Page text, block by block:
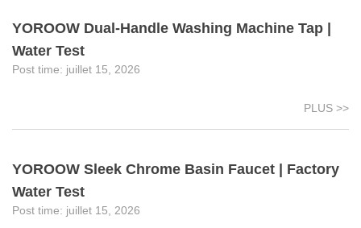
YOROOW Dual-Handle Washing Machine Tap |
Water Test
juillet 15, 2026
PLUS >>
YOROOW Sleek Chrome Basin Faucet | Factory
Water Test
juillet 15, 2026